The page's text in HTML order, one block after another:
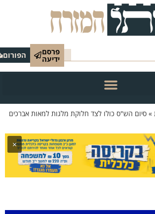
פרסם
ידיעה הפורום
סיום הש"ס כולו לצד חלוקת מלגות למאות אברכים
×